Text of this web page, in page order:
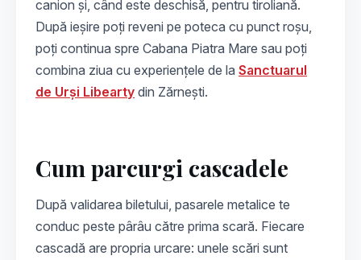
canion și, când este deschisă, pentru tiroliană.
După ieșire poți reveni pe poteca cu punct roșu,
poți continua spre Cabana Piatra Mare sau poți
combina ziua cu experiențele de la Sanctuarul
de Urși Libearty din Zărnești.
Cum parcurgi cascadele
După validarea biletului, pasarele metalice te
conduc peste pârâu către prima scară. Fiecare
cascadă are propria urcare: unele scări sunt